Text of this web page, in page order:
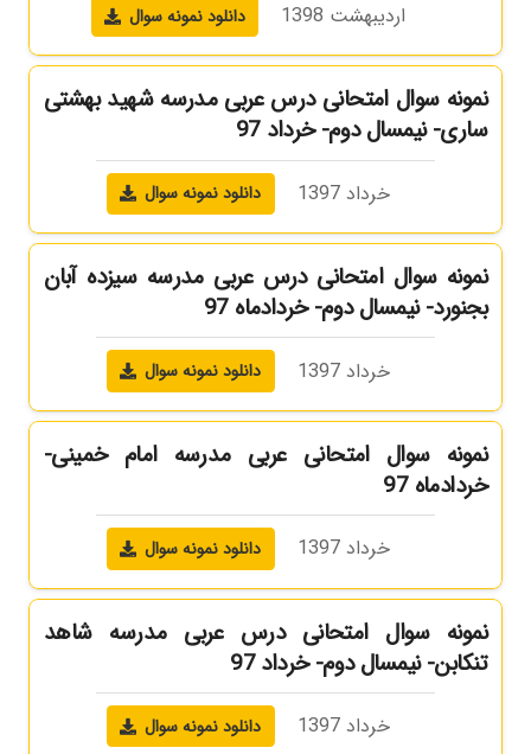
اردیبهشت 1398 دانلود نمونه سوال
نمونه سوال امتحانی درس عربی مدرسه شهید بهشتی
ساری- نیمسال دوم- خرداد 97
خرداد 1397 دانلود نمونه سوال
نمونه سوال امتحانی درس عربی مدرسه سیزده آبان
بجنورد- نیمسال دوم- خردادماه 97
خرداد 1397 دانلود نمونه سوال
نمونه سوال امتحانی عربی مدرسه امام خمینی-
خردادماه 97
خرداد 1397 دانلود نمونه سوال
نمونه سوال امتحانی درس عربی مدرسه شاهد
تنکابن- نیمسال دوم- خرداد 97
خرداد 1397 دانلود نمونه سوال